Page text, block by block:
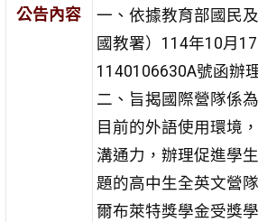
公告內容
一、依據教育部國民
國教署）114年10月
1140106630A號函辦
二、旨揭國際營隊係
目前的外語使用環境
溝通力，辦理促進學
題的高中生全英文營
爾布萊特獎學金受獎